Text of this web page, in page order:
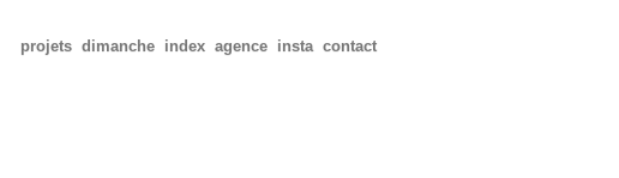
projets dimanche index agence insta contact